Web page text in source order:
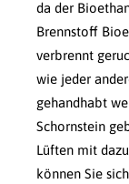
da der
Brennstoff
verbrennt
wie jeder
gehandhabt
Schornstein
Lüften mit
können Sie